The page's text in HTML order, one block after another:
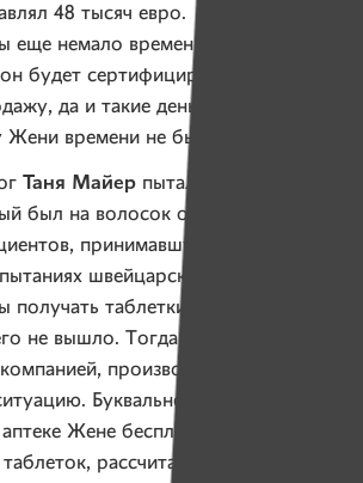
48 тысяч евро.
еще немало времени на то, чтобы
будет сертифицирован
да и такие деньги за пару дней
времени не было. Совсем.
Таня Майер пыталась включить
был на волосок от смерти,
принимавшую участие
швейцарского препарата,
таблетки бесплатно.
не вышло. Тогда Майер связалась
производящей Zelboraf,
Буквально через несколько
Жене бесплатно выдали
рассчитанные на месяц